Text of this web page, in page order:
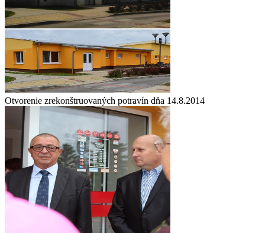
Otvorenie zrekonštruovaných potravín dňa 14.8.2014